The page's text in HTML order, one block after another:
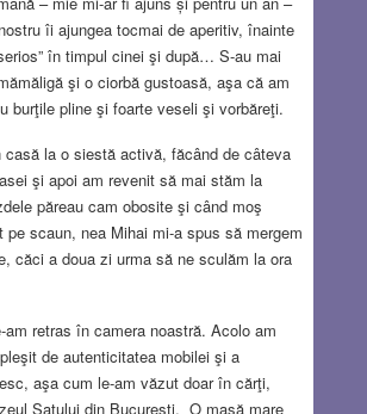
îi ajungea tocmai de aperitiv, înainte
în timpul cinei şi după… S-au mai
şi o ciorbă gustoasă, aşa că am
burţile pline şi foarte veseli şi vorbăreţi.
casă la o siestă activă, făcând de câteva
şi apoi am revenit să mai stăm la
păreau cam obosite şi când moş
pe scaun, nea Mihai mi-a spus să mergem
căci a doua zi urma să ne sculăm la ora
retras în camera noastră. Acolo am
de autenticitatea mobilei şi a
aşa cum le-am văzut doar în cărţi,
Satului din Bucureşti. O masă mare